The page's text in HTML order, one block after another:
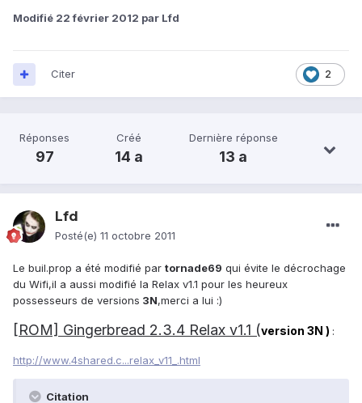
Modifié 22 février 2012 par Lfd
2
Citer
Réponses
97
Créé
14 a
Dernière réponse
13 a
Lfd
Posté(e) 11 octobre 2011
Le buil.prop a été modifié par tornade69 qui évite le décrochage
du Wifi,il a aussi modifié la Relax v1.1 pour les heureux
possesseurs de versions 3N,merci a lui :)
[ROM] Gingerbread 2.3.4 Relax v1.1 (version 3N ) :
http://www.4shared.c...relax_v11_.html
Citation